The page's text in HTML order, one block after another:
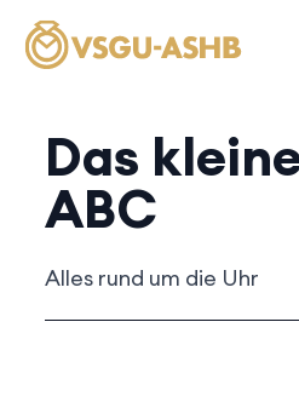
Das
ABC
Alles rund um die Uhr